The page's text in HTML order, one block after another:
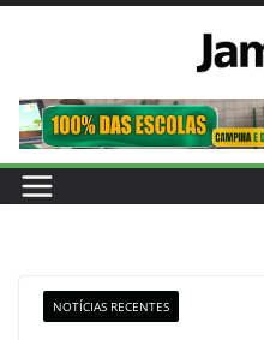
conteúdo
NOTÍCIAS RECENTES